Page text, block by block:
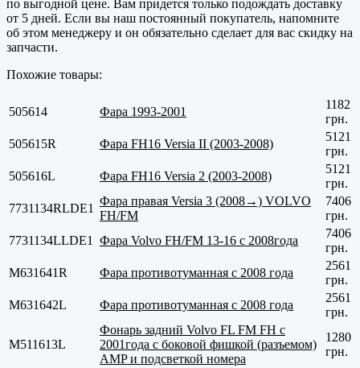
по выгодной цене. Вам придется только подождать доставку
от 5 дней. Если вы наш постоянный покупатель, напомните
об этом менеджеру и он обязательно сделает для вас скидку на
запчасти.
Похожие товары:
505614 Фара 1993-2001
1182
грн.
505615R
Фара FH16 Versia II (2003-2008)
5121
грн.
505616L
Фара FH16 Versia 2 (2003-2008)
5121
грн.
7731134RLDE1
Фара правая Versia 3 (2008→) VOLVO
FH/FM
7406
грн.
7731134LLDE1
Фара Volvo FH/FM 13-16 c 2008года
7406
грн.
M631641R
Фара противотуманная с 2008 года
2561
грн.
M631642L
Фара противотуманная с 2008 года
2561
грн.
M511613L
Фонарь задний Volvo FL FM FH с
2001года с боковой фишкой (разъемом)
AMP и подсветкой номера
1280
грн.